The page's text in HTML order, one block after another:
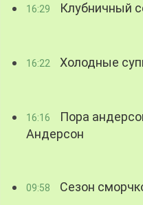
16:29 Клубничный
16:22 Холодные
16:16
Пора
Андерсон
09:58 Сезон